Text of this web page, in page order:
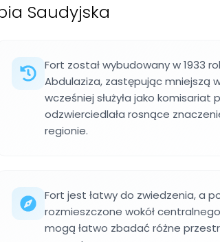
Saudyjska
Fort został wybudowany w 1933
Abdulaziza, zastępując mniejszą
wcześniej służyła jako komisariat
odzwierciedlała rosnące
regionie.
Fort jest łatwy do zwiedzenia, a
rozmieszczone wokół
mogą łatwo zbadać różne